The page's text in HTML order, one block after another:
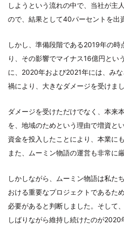
しようという流れの中で、当社が主
ので、結果として40パーセントを出
しかし、準備段階である2019年の
り、その影響でマイナス16億円とい
に、2020年および2021年には、み
禍により、大きなダメージを受けまし
ダメージを受けただけでなく、本来
を、地域のためという理由で増資と
資金を投入したことにより、本業に
また、ムーミン物語の運営も非常に
しかしながら、ムーミン物語は私た
おける重要なプロジェクトであるた
必要があると判断しました。そして
しばりながら維持し続けたのが2020